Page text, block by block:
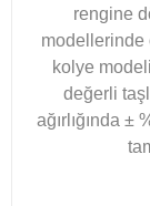
rengine
modellerinde
kolye
değerli
ağırlığında